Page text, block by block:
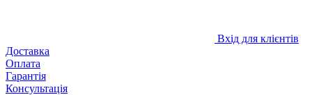
Вхід для клієнтів
Доставка
Оплата
Гарантія
Консультація